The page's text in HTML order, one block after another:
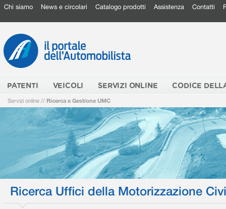
Chi siamo News e circolari Catalogo prodotti Assistenza Contatti
PATENTI VEICOLI SERVIZI ONLINE CODICE
Servizi online // Ricerca e Gestione UMC
Ricerca Uffici della Motorizzazione